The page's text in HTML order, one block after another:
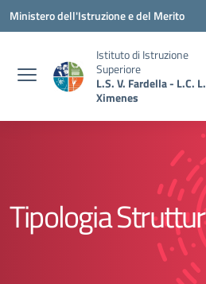
Vai ai contenuti
Vai al menu di navigazione
Vai al footer
Ministero dell'Istruzione e del Merito
Istituto di Istruzione
Superiore
L.S. V. Fardella - L.C. L.
Ximenes
Tipologia